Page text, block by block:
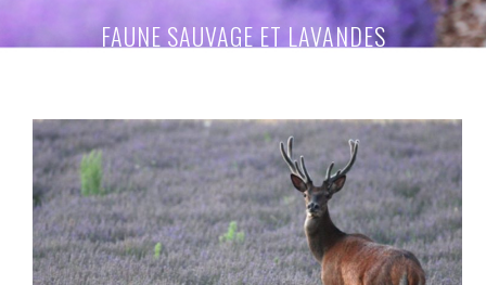
FAUNE SAUVAGE ET LAVANDES